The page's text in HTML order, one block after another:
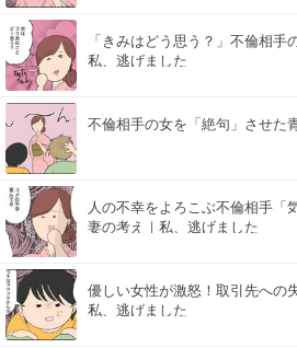
「きみはどう思う？」不倫相手
私、逃げました
不倫相手の女を「絶句」させた
人の不幸をよろこぶ不倫相手「
妻の考え｜私、逃げました
優しい女性が激怒！取引先への
私、逃げました